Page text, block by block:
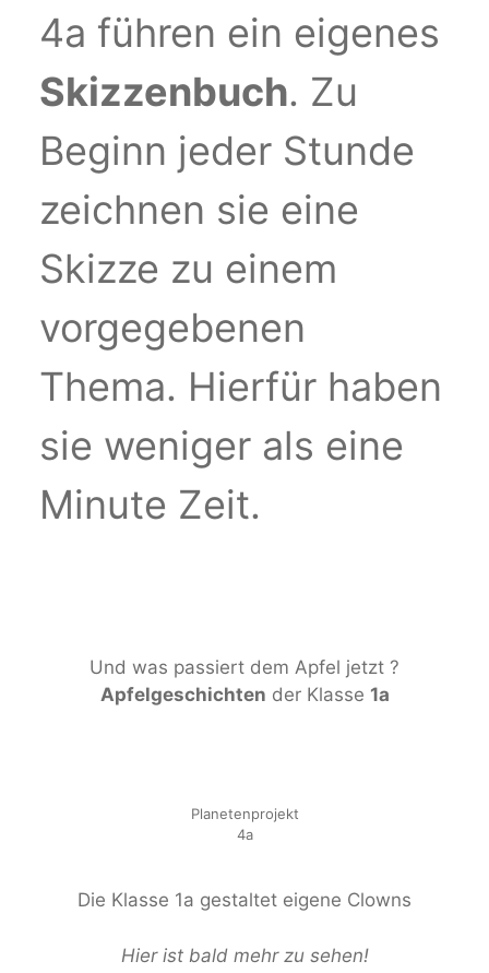
4a führen ein eigenes
Skizzenbuch. Zu
Beginn jeder Stunde
zeichnen sie eine
Skizze zu einem
vorgegebenen
Thema. Hierfür haben
sie weniger als eine
Minute Zeit.
Und was passiert dem Apfel jetzt ?
Apfelgeschichten der Klasse 1a
Planetenprojekt
4a
Die Klasse 1a gestaltet eigene Clowns
Hier ist bald mehr zu sehen!